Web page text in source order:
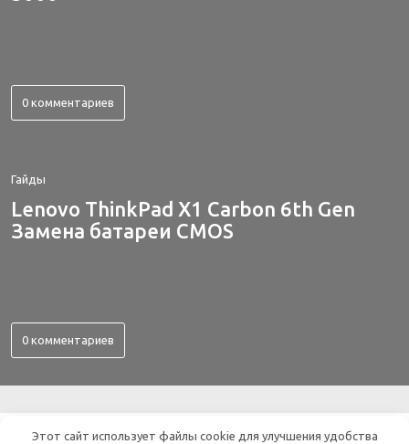
0 комментариев
Гайды
Lenovo ThinkPad X1 Carbon 6th Gen
Замена батареи CMOS
0 комментариев
Этот сайт использует файлы cookie для улучшения удобства